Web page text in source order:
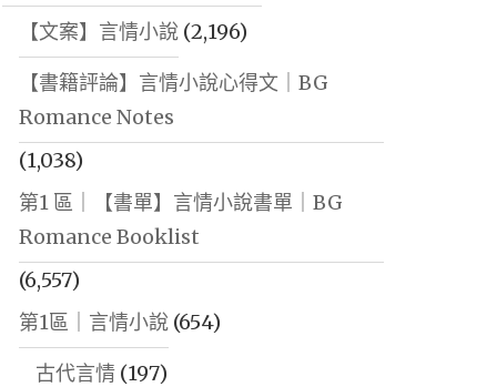
【文案】言情小說(2,196)
【書籍評論】言情小說心得文｜BG
Romance Notes
(1,038)
第1 區｜【書單】言情小說書單｜BG
Romance Booklist
(6,557)
第1區｜言情小說(654)
古代言情(197)